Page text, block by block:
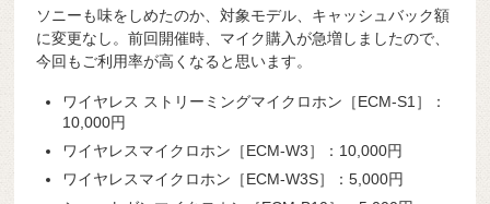
ソニーも味をしめたのか、対象モデル、キャッシュバック額
に変更なし。前回開催時、マイク購入が急増しましたので、
今回もご利用率が高くなると思います。
ワイヤレス ストリーミングマイクロホン［ECM-S1］：
10,000円
ワイヤレスマイクロホン［ECM-W3］：10,000円
ワイヤレスマイクロホン［ECM-W3S］：5,000円